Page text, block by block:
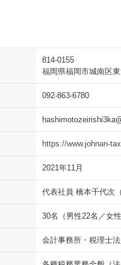
814-0155
福岡県福岡市城南区
092-863-6780
https://www.johnan-
2021年11月
代表社員 橋本千代次
30名（男性22名／女
会計事務所・税理士